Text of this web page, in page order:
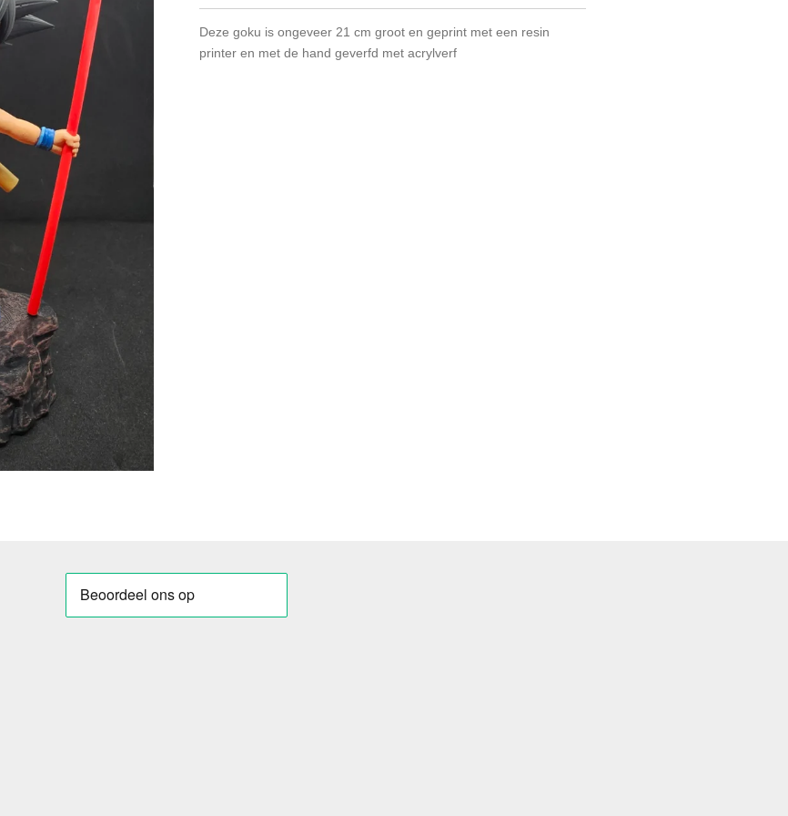
Deze goku is ongeveer 21 cm groot en geprint met een resin
printer en met de hand geverfd met acrylverf